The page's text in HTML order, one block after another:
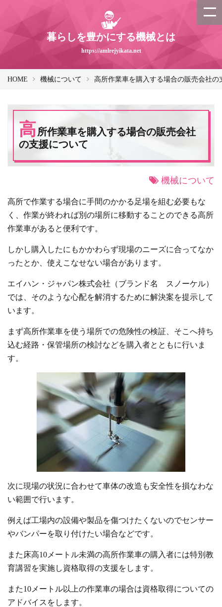
暮らしを豊かにする機械とは
https://amlrejyikata.net
HOME 機械について 高所作業車を購入する場合の販売会社の
高所作業車を購入する場合の販売会社
の支援について
機械について
高所で作業する場合に手間のかかる足場を組む必要もな
く、作業が終われば別の場所に移動することのできる高所
作業車があると便利です。
しかし購入したにもかかわらず現場のニーズに合ってなか
ったとか、使えこなせない場合があります。
エイハン・ジャパン株式会社（ブランド名 スノーケル）
では、そのような心配を解消するために解決案を提示して
います。
まず高所作業車を使う場所での危険性の検証、そこへ持ち
込む経路・保管場所の検討などを購入者とともに行いま
す。
次に現場の状況に合わせて車体の改造も安全性を損なわな
い範囲で行います。
例えば工場内の設備や製品を傷つけたくないのでセンサー
やバンパーを取り付けたい場合などです。
また床高10メートル未満の高所作業車の購入者には特別教
育講習を実施し資格取得の支援をします。
また10メートル以上の作業車の場合は資格取得についての
アドバイスをします。